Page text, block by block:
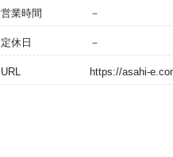
営業時間 －
定休日 －
URL https://asahi-